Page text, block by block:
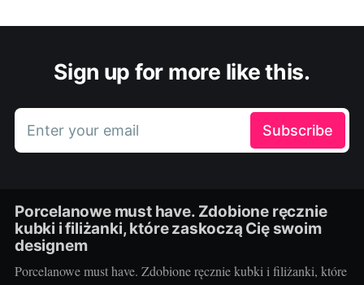
Sign up for more like this.
Enter your email Subscribe
Porcelanowe must have. Zdobione ręcznie
kubki i filiżanki, które zaskoczą Cię swoim
designem
Porcelanowe must have. Zdobione ręcznie kubki i filiżanki, które